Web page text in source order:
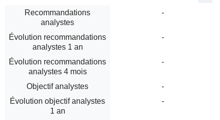
Recommandations
analystes
-
Évolution recommandations
analystes 1 an
-
Évolution recommandations
analystes 4 mois
-
Objectif analystes
-
Évolution objectif analystes
1 an
-